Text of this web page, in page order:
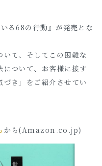
る68の行動』が発売とな
いて、そしてこの困難な
ついて、お客様に接す
き」をご紹介させてい
から(Amazon.co.jp)